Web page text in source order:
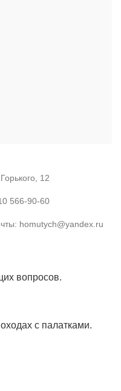
12
566-90-60
homutych@yandex.ru
вопросов.
с палатками.